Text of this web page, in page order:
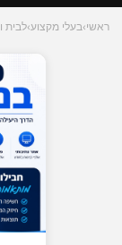
ראשי›בעלי מקצוע›לבית